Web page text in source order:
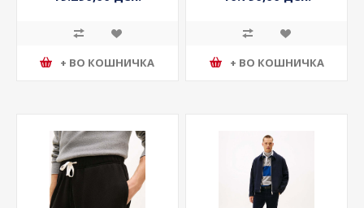
+ ВО КОШНИЧКА + ВО КОШНИЧКА